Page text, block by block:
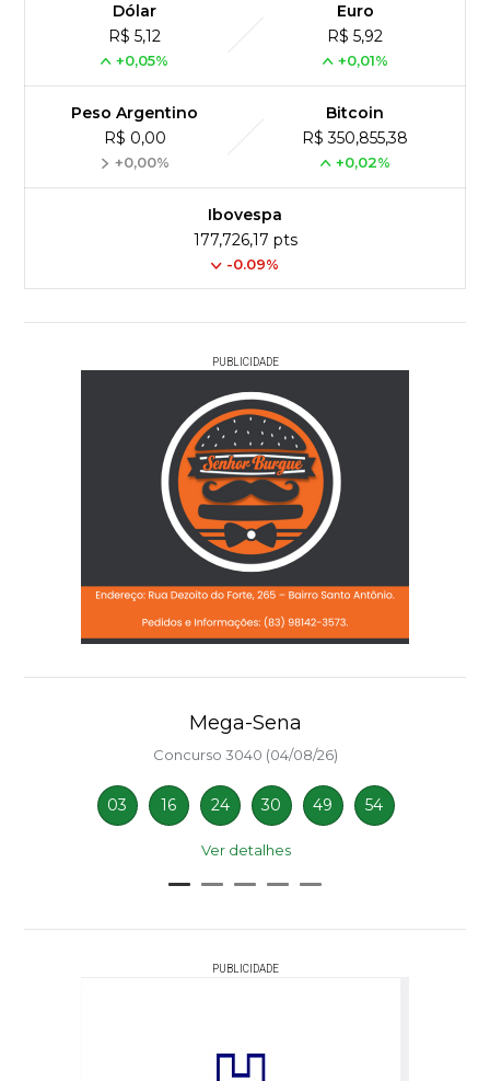
Dólar
R$ 5,12
+0,05%
Euro
R$ 5,92
+0,01%
Peso Argentino
R$ 0,00
+0,00%
Bitcoin
R$ 350,855,38
+0,02%
Ibovespa
177,726,17 pts
-0.09%
PUBLICIDADE
Mega-Sena
Concurso 3040 (04/08/26)
03 16 24 30 49 54
Ver detalhes
PUBLICIDADE